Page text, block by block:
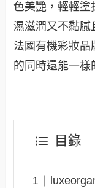
色美艷，輕輕塗
濕滋潤又不黏膩
法國有機彩妝品
的同時還能一樣
目錄